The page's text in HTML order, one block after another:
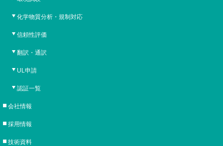
化学物質分析・規制対応
信頼性評価
翻訳・通訳
UL申請
認証一覧
会社情報
採用情報
技術資料